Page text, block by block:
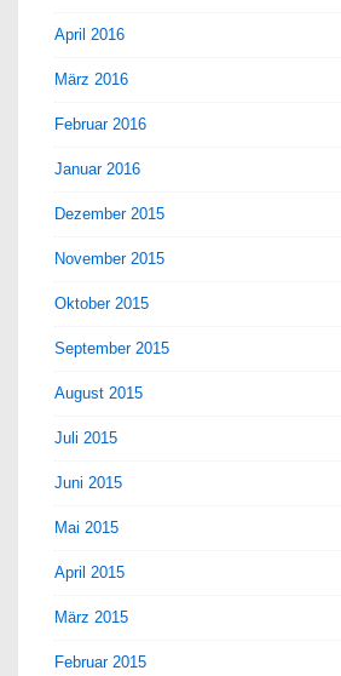
April 2016
März 2016
Februar 2016
Januar 2016
Dezember 2015
November 2015
Oktober 2015
September 2015
August 2015
Juli 2015
Juni 2015
Mai 2015
April 2015
März 2015
Februar 2015